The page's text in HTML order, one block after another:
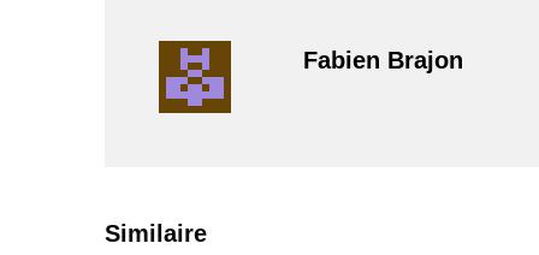
Fabien Brajon
Similaire